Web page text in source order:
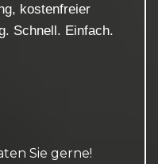
kostenfreier
Schnell. Einfach.
Sie gerne!